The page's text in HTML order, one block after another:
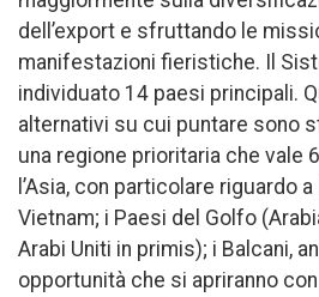
dell’export e sfruttando le
manifestazioni fieristiche. Il
individuato 14 paesi principali.
alternativi su cui puntare sono
una regione prioritaria che vale
l’Asia, con particolare riguardo
Vietnam; i Paesi del Golfo
Arabi Uniti in primis); i Balcani,
opportunità che si apriranno con